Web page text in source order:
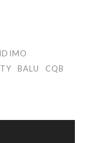
BALU
CQB